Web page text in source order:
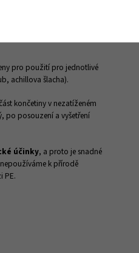
i pro jedince s citlivější
oxid zinečnatý.
lepivého filmu za
pro použití pro jednotlivé
achillova šlacha).
končetiny v nezatíženém
po posouzení a vyšetření
účinky, a proto je snadné
k přírodě
PE.